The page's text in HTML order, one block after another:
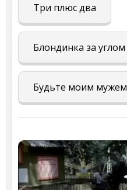
Три плюс два
Блондинка за углом
Будьте моим мужем